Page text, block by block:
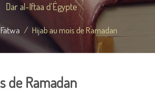
Dar al-Iftaa d'Égypte
Fatwa Hijab au mois de Ramadan
de Ramadan